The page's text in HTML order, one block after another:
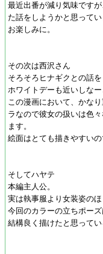
最近出番が減り気味です
た話をしようかと思ってい
お楽しみに。
その次は西沢さん
そろそろヒナギクとの話
ホワイトデーも近いしな
この漫画において、かな
ラなので彼女の扱いは色
ます。
絵面はとても描きやすいの
そしてハヤテ
本編主人公。
実は執事服より女装姿の
今回のカラーの立ちポー
結構良く描けたと思って